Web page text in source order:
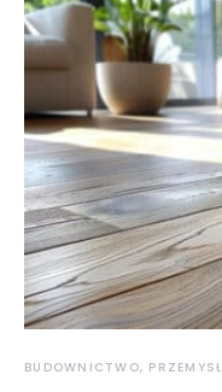
BUDOWNICTWO, PRZEMYSŁ